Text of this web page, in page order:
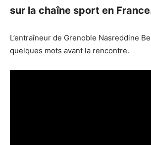
sur la chaîne sport en
L’entraîneur de Grenoble Nasreddine
quelques mots avant la rencontre.